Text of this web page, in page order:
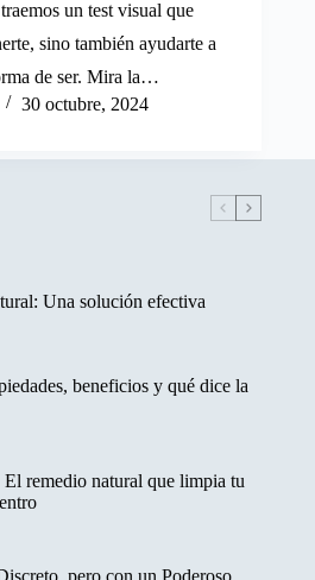
un test visual que
sino también ayudarte a
de ser. Mira la…
30 octubre, 2024
Una solución efectiva
beneficios y qué dice la
remedio natural que limpia tu
pero con un Poderoso